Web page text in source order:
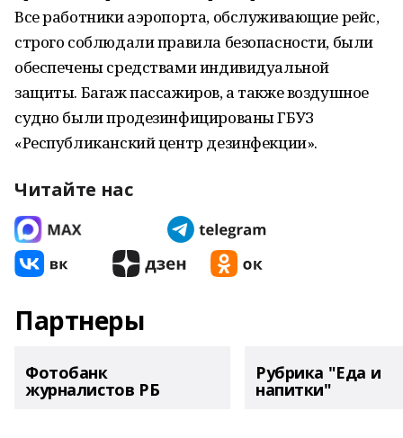
Все работники аэропорта, обслуживающие рейс,
строго соблюдали правила безопасности, были
обеспечены средствами индивидуальной
защиты. Багаж пассажиров, а также воздушное
судно были продезинфицированы ГБУЗ
«Республиканский центр дезинфекции».
Читайте нас
Партнеры
Фотобанк
журналистов РБ
Рубрика "Еда и
напитки"